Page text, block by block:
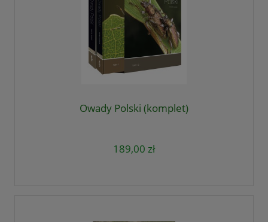
Owady Polski (komplet)
189,00 zł